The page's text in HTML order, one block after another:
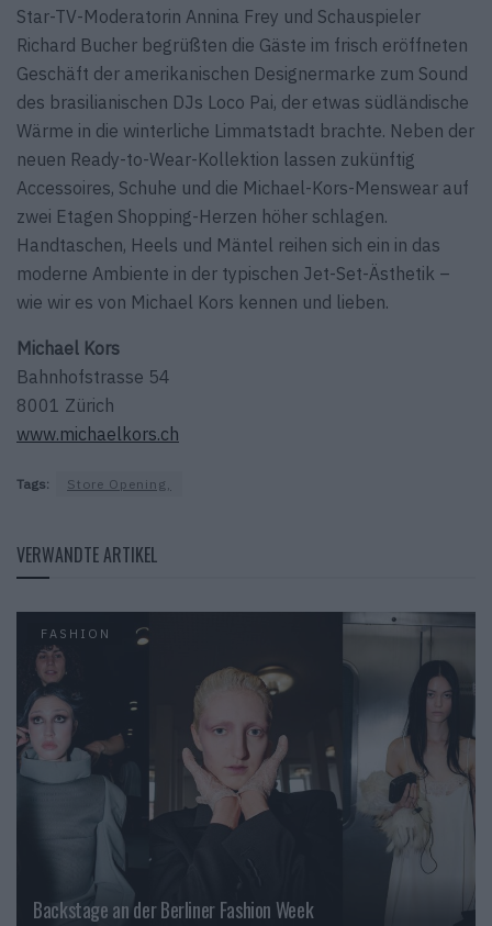
Star-TV-Moderatorin Annina Frey und Schauspieler
Richard Bucher begrüßten die Gäste im frisch eröffneten
Geschäft der amerikanischen Designermarke zum Sound
des brasilianischen DJs Loco Pai, der etwas südländische
Wärme in die winterliche Limmatstadt brachte. Neben der
neuen Ready-to-Wear-Kollektion lassen zukünftig
Accessoires, Schuhe und die Michael-Kors-Menswear auf
zwei Etagen Shopping-Herzen höher schlagen.
Handtaschen, Heels und Mäntel reihen sich ein in das
moderne Ambiente in der typischen Jet-Set-Ästhetik –
wie wir es von Michael Kors kennen und lieben.
Michael Kors
Bahnhofstrasse 54
8001 Zürich
www.michaelkors.ch
Tags: Store Opening,
VERWANDTE ARTIKEL
FASHION
Backstage an der Berliner Fashion Week